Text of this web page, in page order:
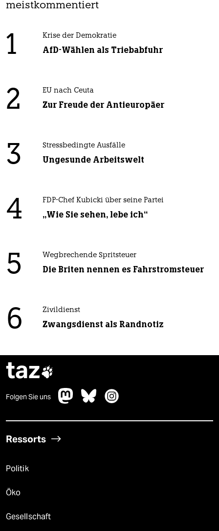
meistkommentiert
1 Krise der Demokratie
AfD-Wählen als Triebabfuhr
2 EU nach Ceuta
Zur Freude der Antieuropäer
3 Stressbedingte Ausfälle
Ungesunde Arbeitswelt
4 FDP-Chef Kubicki über seine Partei
„Wie Sie sehen, lebe ich“
5 Wegbrechende Spritsteuer
Die Briten nennen es Fahrstromsteuer
6 Zivildienst
Zwangsdienst als Randnotiz
taz
Folgen Sie uns
Ressorts
Politik
Öko
Gesellschaft